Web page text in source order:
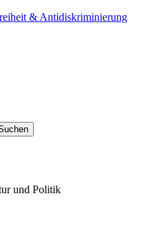
& Antidiskriminierung
und Politik